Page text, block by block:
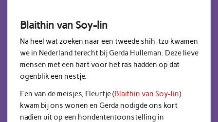
Blaithin van Soy-lin
Na heel wat zoeken naar een tweede shih-tzu kwamen
we in Nederland terecht bij Gerda Hulleman. Deze lieve
mensen met een hart voor het ras hadden op dat
ogenblik een nestje.
Een van de meisjes, Fleurtje (Blaithin van Soy-lin)
kwam bij ons wonen en Gerda nodigde ons kort
nadien uit op een hondententoonstelling in